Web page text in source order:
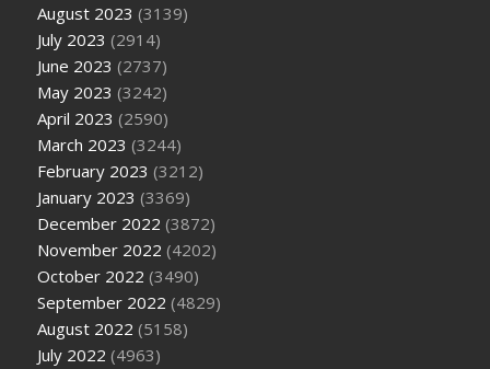
August 2023 (3139)
July 2023 (2914)
June 2023 (2737)
May 2023 (3242)
April 2023 (2590)
March 2023 (3244)
February 2023 (3212)
January 2023 (3369)
December 2022 (3872)
November 2022 (4202)
October 2022 (3490)
September 2022 (4829)
August 2022 (5158)
July 2022 (4963)